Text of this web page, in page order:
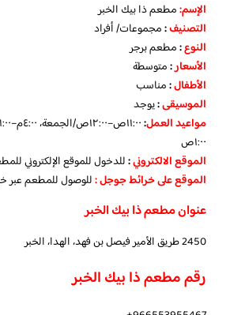
الإسم:مطعم ذا بيك الخبر
التصنيف:مجموعات/ أفراد
النوع:مطعم برجر
الأسعار:متوسطة
الأطفال:مناسب
الموسيقى:يوجد
مواعيد العمل:
١:٠٠ص
الموقع الالكتروني:للدخول للموقع الإلكتروني
الموقع على خرائط جوجل:للوصول للمطعم عبر
عنوان مطعم ذا بيك الخبر
2450 طريق الأمير فيصل بن فهد، الهدا، الخبر
رقم مطعم ذا بيك الخبر